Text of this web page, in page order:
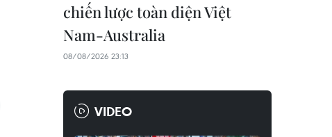
chiến lược toàn diện Việt
Nam-Australia
08/08/2026 23:13
VIDEO